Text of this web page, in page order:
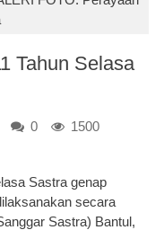
Tahun Selasa
0 1500
Sastra genap
secara
Sastra) Bantul,